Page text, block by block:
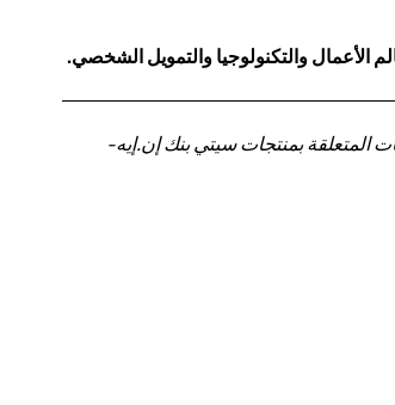
الأعمال والتكنولوجيا والتمويل الشخصي.
المتعلقة بمنتجات سيتي بنك إن.إيه-